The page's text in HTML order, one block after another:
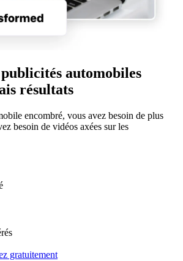
automobiles
résultats
encombré, vous avez besoin de plus
besoin de vidéos axées sur les
gratuitement